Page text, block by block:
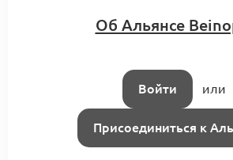
Форкурс «Экспертная
1 комментарий
Интро: Романна Андросова
Об Альянсе
Войти или
Присоединиться к